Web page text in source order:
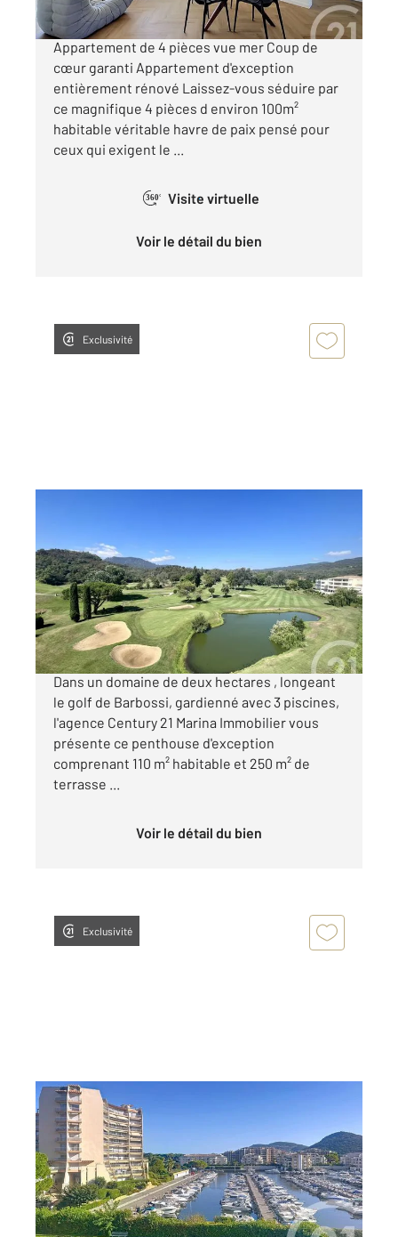
EXCLUSIVITE - MANDELIEU: CANNES MARINA
Appartement de 4 pièces vue mer Coup de
cœur garanti Appartement d'exception
entièrement rénové Laissez-vous séduire par
ce magnifique 4 pièces d environ 100m²
habitable véritable havre de paix pensé pour
ceux qui exigent le ...
360° Visite virtuelle
Voir le détail du bien
Exclusivité
Ref : 39433
Appartement F4 à vendre
899 000 €
EXCLUSIVITÉ - MANDELIEU GOLF BARBOSSI :
Dans un domaine de deux hectares , longeant
le golf de Barbossi, gardienné avec 3 piscines,
l'agence Century 21 Marina Immobilier vous
présente ce penthouse d'exception
comprenant 110 m² habitable et 250 m² de
terrasse ...
Voir le détail du bien
Exclusivité
MANDELIEU LA NAPOULE 06
54,79 m
2, 2 pièces
Ref : 40633
Appartement F2 à vendre
240 000 €